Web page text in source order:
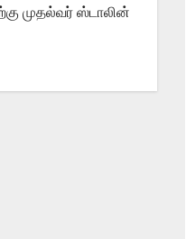
முதல்வர் ஸ்டாலின்